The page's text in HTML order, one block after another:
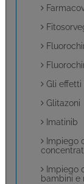
Gli effetti
Glitazoni
Imatinib
Impiego
Impiego
bambini e